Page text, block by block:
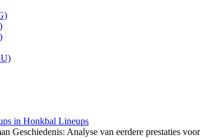
in Honkbal Lineups
Geschiedenis: Analyse van eerdere prestaties